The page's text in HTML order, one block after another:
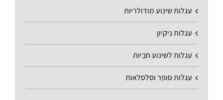
עגלות שינוע מודולריות
עגלות ניקיון
עגלות לשינוע חביות
עגלות סופר וסלסלאות